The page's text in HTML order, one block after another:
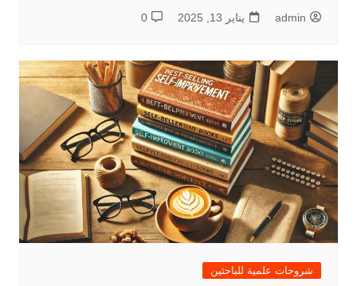
admin يناير 13, 2025 0
شروحات علمية للباحثين